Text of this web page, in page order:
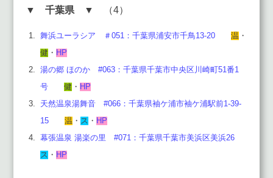
▼ 千葉県 ▼ （4）
舞浜ユーラシア ＃051：千葉県浦安市千鳥13-20 温 ・
健 ・ HP
湯の郷 ほのか #063：千葉県千葉市中央区川崎町51番1
号
健 ・ HP
天然温泉湯舞音 #066：千葉県袖ケ浦市袖ケ浦駅前1-39-
15
温 ・ ス ・ HP
幕張温泉 湯楽の里 #071：千葉県千葉市美浜区美浜26
ス ・ HP